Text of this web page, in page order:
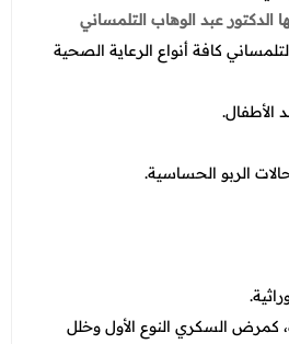
الدكتور عبد الوهاب التلمساني
كافة أنواع الرعاية الصحية
الربو الحساسية.
كمرض السكري النوع الأول وخلل